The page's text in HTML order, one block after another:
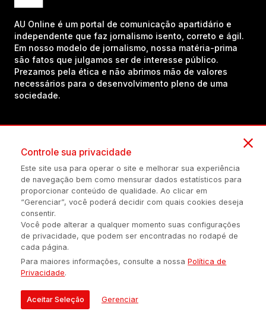
AU Online é um portal de comunicação apartidário e
independente que faz jornalismo isento, correto e ágil.
Em nosso modelo de jornalismo, nossa matéria-prima
são fatos que julgamos ser de interesse público.
Prezamos pela ética e não abrimos mão de valores
necessários para o desenvolvimento pleno de uma
sociedade.
(54) 98434-8385
Política de privacidade Configuração de Cookies Quem Somos
É proibida a reprodução do conteúdo desta página em qualquer
meio de comunicação, eletrônico ou impreso, sem autorização
escrita de Auonline Comunicação Eireli.
© 2026 AUONLINE COMUNICAÇÃO EIRELI - CNPJ: 17.375.200/0001-
21
Controle sua privacidade
Este site usa para operar o site e melhorar sua experiência
de navegação bem como mensurar dados estatísticos para
proporcionar conteúdo de qualidade. Ao clicar em
“Gerenciar”, você poderá decidir com quais cookies deseja
consentir.
Você pode alterar a qualquer momento suas configurações
de privacidade, que podem ser encontradas no rodapé de
cada página.
Para maiores informações, consulte a nossaPolítica de
Privacidade.
Aceitar Seleção Gerenciar